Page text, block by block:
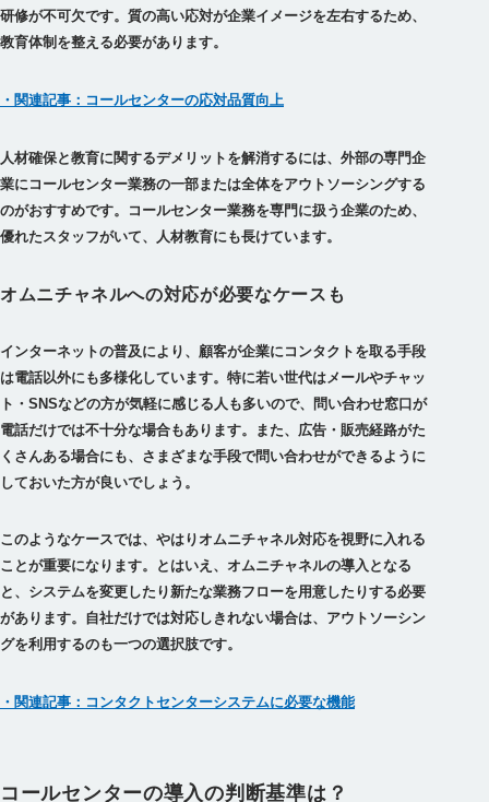
研修が不可欠です。質の高い応対が企業イメージを左右するため、
教育体制を整える必要があります。
・関連記事：コールセンターの応対品質向上
人材確保と教育に関するデメリットを解消するには、外部の専門企
業にコールセンター業務の一部または全体をアウトソーシングする
のがおすすめです。コールセンター業務を専門に扱う企業のため、
優れたスタッフがいて、人材教育にも長けています。
オムニチャネルへの対応が必要なケースも
インターネットの普及により、顧客が企業にコンタクトを取る手段
は電話以外にも多様化しています。 特に若い世代はメールやチャッ
ト・SNSなどの方が気軽に感じる人も多いので、問い合わせ窓口が
電話だけでは不十分な場合もあります。また、広告・販売経路がた
くさんある場合にも、さまざまな手段で問い合わせができるように
しておいた方が良いでしょう。
このようなケースでは、やはりオムニチャネル対応を視野に入れる
ことが重要になります。とはいえ、オムニチャネルの導入となる
と、システムを変更したり新たな業務フローを用意したりする必要
があります。自社だけでは対応しきれない場合は、アウトソーシン
グを利用するのも一つの選択肢です。
・関連記事：コンタクトセンターシステムに必要な機能
コールセンターの導入の判断基準は？